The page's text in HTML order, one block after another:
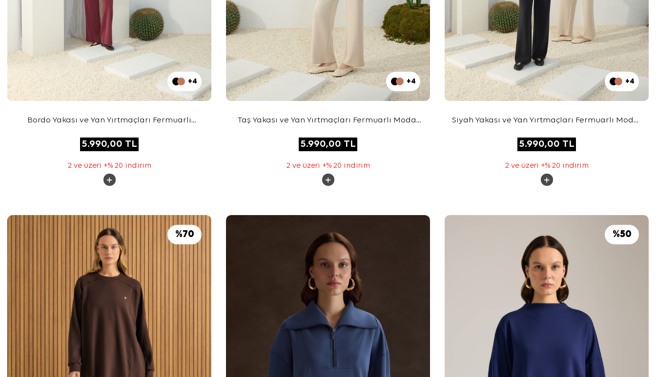
+4
Bordo Yakası ve Yan Yırtmaçları Fermuarlı
5.990,00 TL
2 ve üzeri +% 20 indirim
+4
Taş Yakası ve Yan Yırtmaçları Fermuarlı Modal
5.990,00 TL
2 ve üzeri +% 20 indirim
+4
Siyah Yakası ve Yan Yırtmaçları Fermuarlı Modal
5.990,00 TL
2 ve üzeri +% 20 indirim
%70 %50